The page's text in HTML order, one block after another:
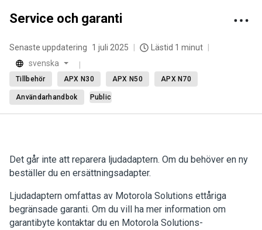
Service och garanti
Senaste uppdatering 1 juli 2025
Lästid 1 minut
svenska
Tillbehör APX N30 APX N50 APX N70
Användarhandbok Public
Det går inte att reparera ljudadaptern. Om du behöver en ny
beställer du en ersättningsadapter.
Ljudadaptern omfattas av Motorola Solutions ettåriga
begränsade garanti. Om du vill ha mer information om
garantibyte kontaktar du en Motorola Solutions-